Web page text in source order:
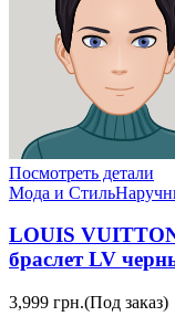
Посмотреть детали
Мода и Стиль
LOUIS
браслет LV
3,999 грн.(Под заказ)